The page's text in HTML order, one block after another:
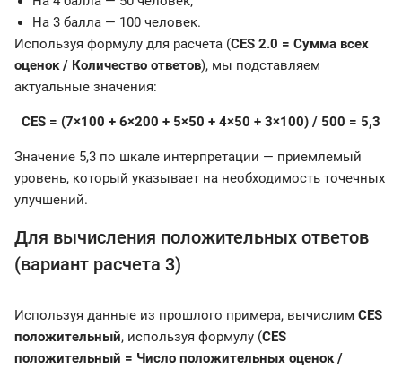
На 3 балла — 100 человек.
Используя формулу для расчета (CES 2.0 = Сумма всех
оценок / Количество ответов), мы подставляем
актуальные значения:
CES = (7×100 + 6×200 + 5×50 + 4×50 + 3×100) / 500 = 5,3
Значение 5,3 по шкале интерпретации — приемлемый
уровень, который указывает на необходимость точечных
улучшений.
Для вычисления положительных ответов
(вариант расчета 3)
Используя данные из прошлого примера, вычислим CES
положительный, используя формулу (CES
положительный = Число положительных оценок /